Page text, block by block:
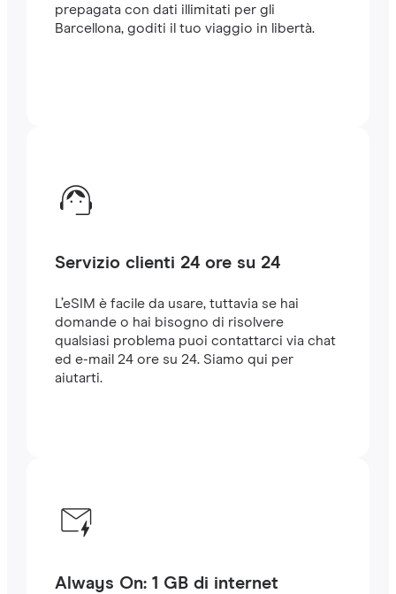
prepagata con dati illimitati per gli
Barcellona, goditi il tuo viaggio in libertà.
Servizio clienti 24 ore su 24
L’eSIM è facile da usare, tuttavia se hai
domande o hai bisogno di risolvere
qualsiasi problema puoi contattarci via chat
ed e-mail 24 ore su 24. Siamo qui per
aiutarti.
Always On: 1 GB di internet